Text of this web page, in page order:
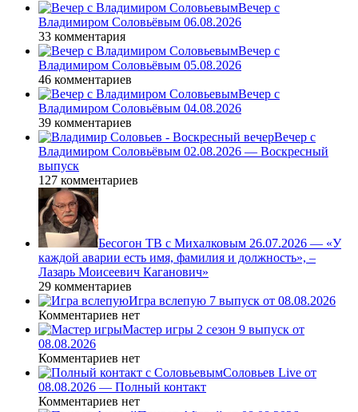
Вечер с
Владимиром Соловьёвым 06.08.2026
33 комментария
Вечер с
Владимиром Соловьёвым 05.08.2026
46 комментариев
Вечер с
Владимиром Соловьёвым 04.08.2026
39 комментариев
Вечер с
Владимиром Соловьёвым 02.08.2026 — Воскресный
выпуск
127 комментариев
Бесогон ТВ с Михалковым 26.07.2026 — «У
каждой аварии есть имя, фамилия и должность», –
Лазарь Моисеевич Каганович»
29 комментариев
Игра вслепую 7 выпуск от 08.08.2026
Комментариев нет
Мастер игры 2 сезон 9 выпуск от
08.08.2026
Комментариев нет
Соловьев Live от
08.08.2026 — Полный контакт
Комментариев нет